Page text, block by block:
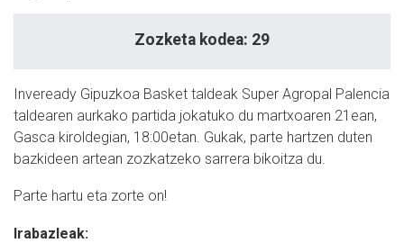
Zozketa kodea: 29
Inveready Gipuzkoa Basket taldeak Super Agropal Palencia
taldearen aurkako partida jokatuko du martxoaren 21ean,
Gasca kiroldegian, 18:00etan. Gukak, parte hartzen duten
bazkideen artean zozkatzeko sarrera bikoitza du.
Parte hartu eta zorte on!
Irabazleak: